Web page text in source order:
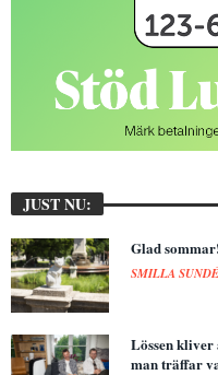
JUST NU:
Glad
SMILLA
Lössen
man träffar